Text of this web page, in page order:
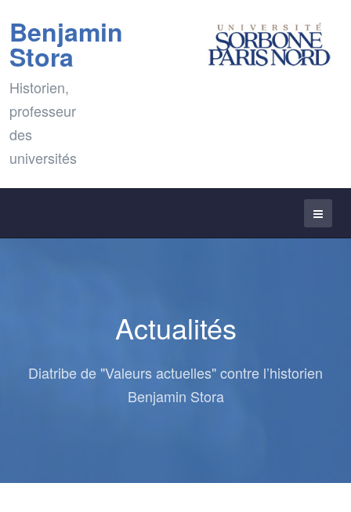
Benjamin
Stora
Historien,
professeur
des
universités
Actualités
Diatribe de "Valeurs actuelles" contre l’historien
Benjamin Stora